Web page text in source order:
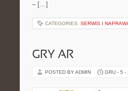
– […]
CATEGORIES: SERWIS I
GRY AR
POSTED BY ADMIN GRU - 5 -